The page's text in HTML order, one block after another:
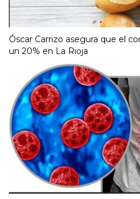
Óscar Carrizo asegura que el
un 20% en La Rioja